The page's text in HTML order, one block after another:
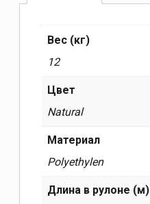
Вес (кг)
12
Цвет
Natural
Материал
Polyethylen
Длина в рулоне (м)